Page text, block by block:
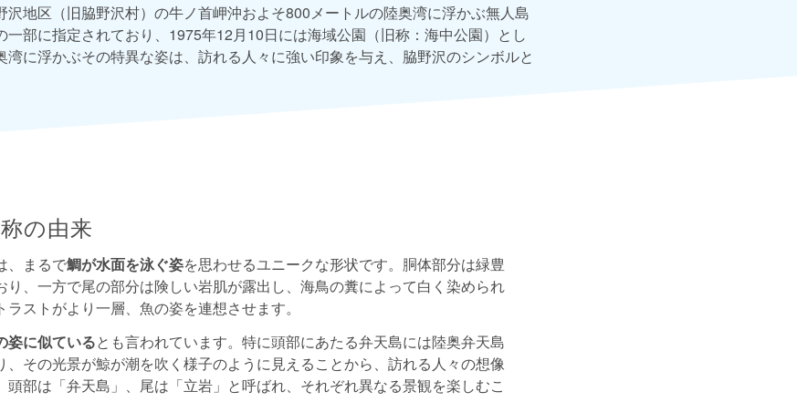
沢地区（旧脇野沢村）の牛ノ首岬沖およそ800メートルの陸奥湾に浮かぶ無人島
一部に指定されており、1975年12月10日には海域公園（旧称：海中公園）とし
湾に浮かぶその特異な姿は、訪れる人々に強い印象を与え、脇野沢のシンボルと
の由来
、まるで鯛が水面を泳ぐ姿を思わせるユニークな形状です。胴体部分は緑豊
り、一方で尾の部分は険しい岩肌が露出し、海鳥の糞によって白く染められ
ストがより一層、魚の姿を連想させます。
姿に似ているとも言われています。特に頭部にあたる弁天島には陸奥弁天島
、その光景が鯨が潮を吹く様子のように見えることから、訪れる人々の想像
頭部は「弁天島」、尾は「立岩」と呼ばれ、それぞれ異なる景観を楽しむこ